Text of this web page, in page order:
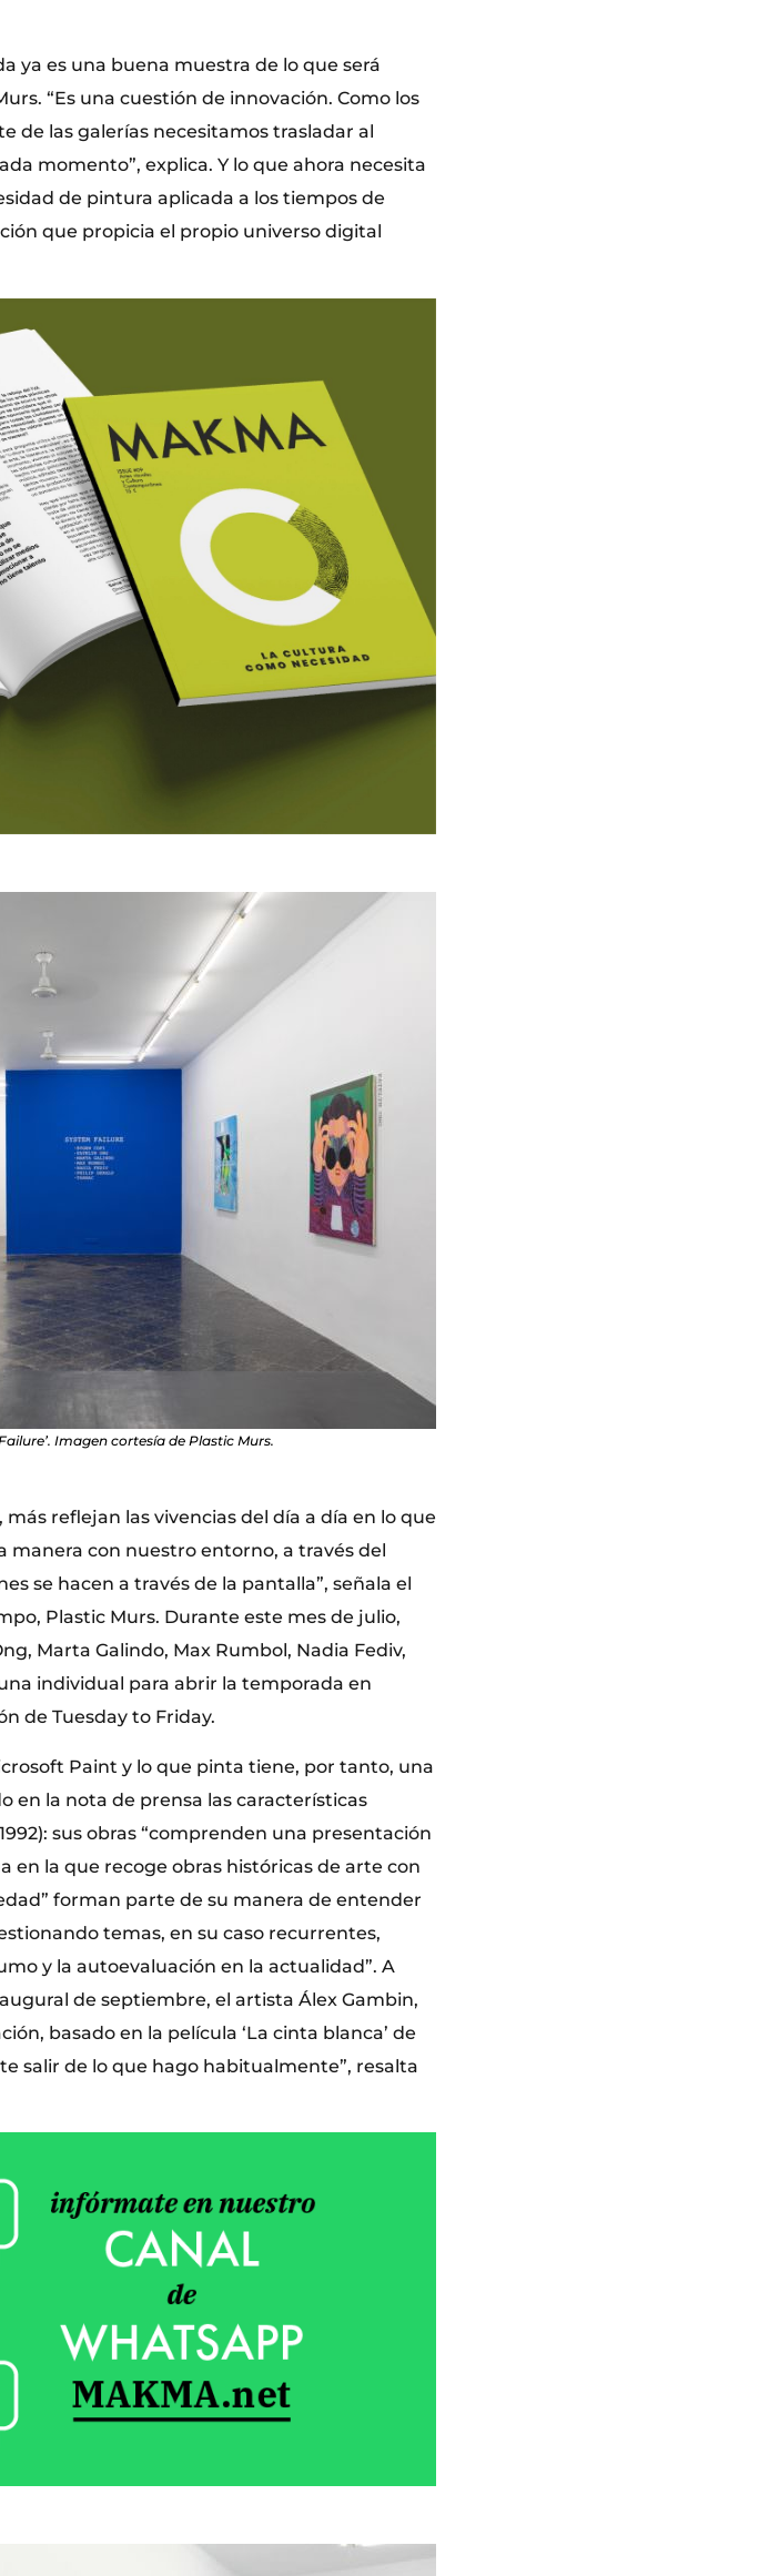
ya es una buena muestra de lo que será
“Es una cuestión de innovación. Como los
de las galerías necesitamos trasladar al
momento”, explica. Y lo que ahora necesita
de pintura aplicada a los tiempos de
que propicia el propio universo digital
Imagen cortesía de Plastic Murs.
reflejan las vivencias del día a día en lo que
manera con nuestro entorno, a través del
se hacen a través de la pantalla”, señala el
Plastic Murs. Durante este mes de julio,
Marta Galindo, Max Rumbol, Nadia Fediv,
individual para abrir la temporada en
de Tuesday to Friday.
Paint y lo que pinta tiene, por tanto, una
en la nota de prensa las características
sus obras “comprenden una presentación
la que recoge obras históricas de arte con
forman parte de su manera de entender
temas, en su caso recurrentes,
y la autoevaluación en la actualidad”. A
de septiembre, el artista Álex Gambin,
basado en la película ‘La cinta blanca’ de
salir de lo que hago habitualmente”, resalta